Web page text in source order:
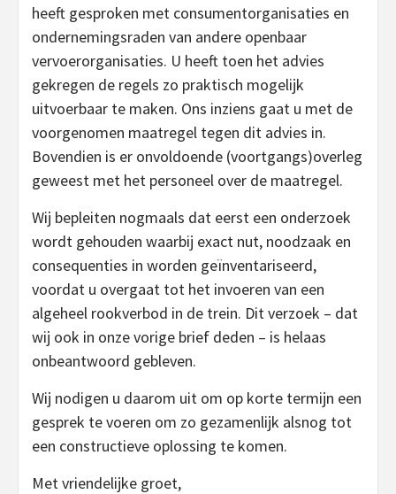
heeft gesproken met consumentorganisaties en
ondernemingsraden van andere openbaar
vervoerorganisaties. U heeft toen het advies
gekregen de regels zo praktisch mogelijk
uitvoerbaar te maken. Ons inziens gaat u met de
voorgenomen maatregel tegen dit advies in.
Bovendien is er onvoldoende (voortgangs)overleg
geweest met het personeel over de maatregel.
Wij bepleiten nogmaals dat eerst een onderzoek
wordt gehouden waarbij exact nut, noodzaak en
consequenties in worden geïnventariseerd,
voordat u overgaat tot het invoeren van een
algeheel rookverbod in de trein. Dit verzoek – dat
wij ook in onze vorige brief deden – is helaas
onbeantwoord gebleven.
Wij nodigen u daarom uit om op korte termijn een
gesprek te voeren om zo gezamenlijk alsnog tot
een constructieve oplossing te komen.
Met vriendelijke groet,